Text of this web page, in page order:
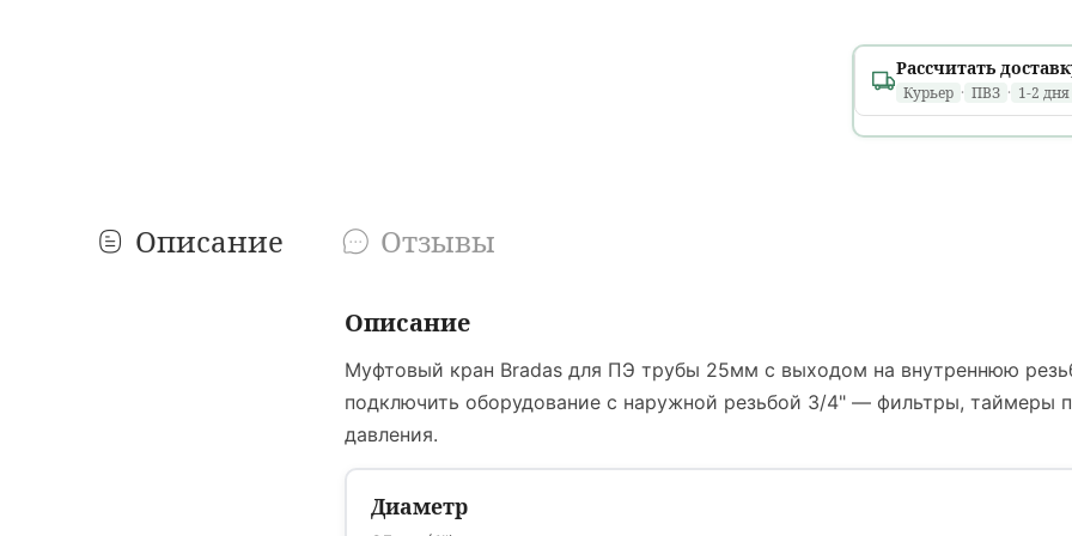
Рассчитать
Курьер · ПВЗ · 1-2 дня
До18:00· только
Ориентировочно:
Деревни и
Описание Отзывы
Описание
Муфтовый кран Bradas для ПЭ трубы 25мм с выходом на внутреннюю
подключить оборудование с наружной резьбой 3/4" — фильтры, таймеры
давления.
Диаметр